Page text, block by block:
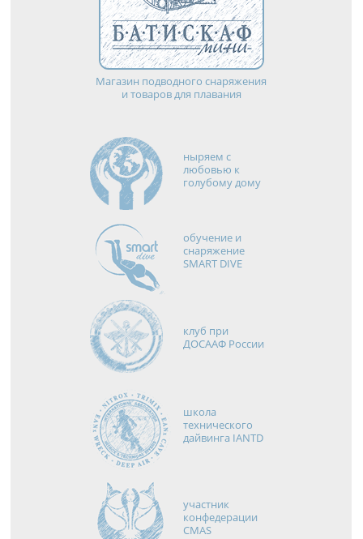
Магазин подводного снаряжения
и товаров для плавания
ныряем с
любовью к
голубому дому
обучение и
снаряжение
SMART DIVE
клуб при
ДОСААФ России
школа
технического
дайвинга IANTD
участник
конфедерации
CMAS